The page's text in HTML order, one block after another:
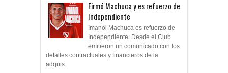
Firmó Machuca y es refuerzo de
Independiente
Imanol Machuca es refuerzo de
Independiente. Desde el Club
emitieron un comunicado con los
detalles contractuales y financieros de la
adquis...